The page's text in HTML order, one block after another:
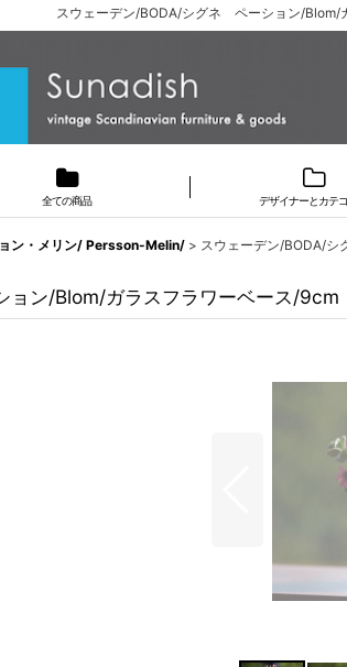
スウェーデン/BODA/シグネ ペーション/Blom/
全ての商品 デザイナーとカテ
ン・メリン/ Persson-Melin/ > スウェーデン/BODA/
ン/Blom/ガラスフラワーベース/9cm